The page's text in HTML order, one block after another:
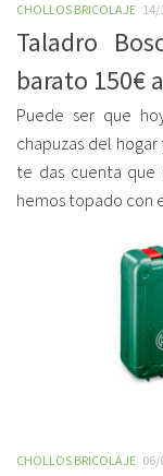
CHOLLOS BRICOLAJE 14/
Taladro
barato 150€
Puede ser que
chapuzas del
te das cuenta que
hemos topado con
CHOLLOS BRICOLAJE 06/